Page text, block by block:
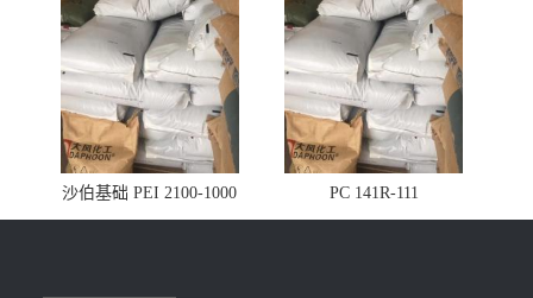
沙伯基础 PEI 2100-1000 PC 141R-111